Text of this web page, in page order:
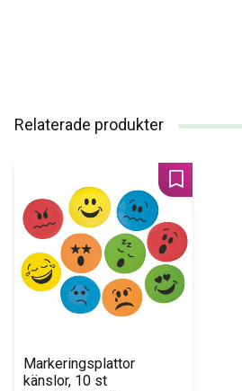
Relaterade produkter
Markeringsplattor
känslor, 10 st
Lägg till i